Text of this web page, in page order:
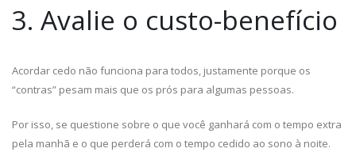
3. Avalie o custo-benefício
Acordar cedo não funciona para todos, justamente porque os
“contras” pesam mais que os prós para algumas pessoas.
Por isso, se questione sobre o que você ganhará com o tempo extra
pela manhã e o que perderá com o tempo cedido ao sono à noite.